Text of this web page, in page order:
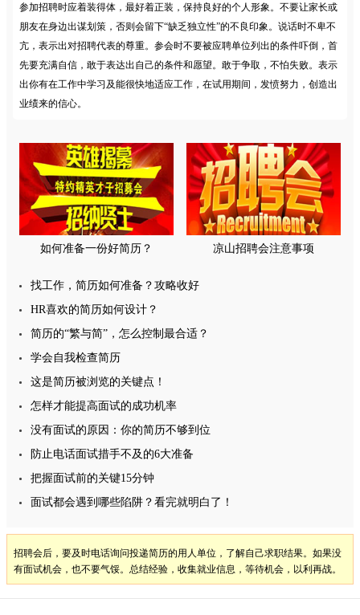
参加招聘时应着装得体，最好着正装，保持良好的个人形象。不要让家长或
朋友在身边出谋划策，否则会留下“缺乏独立性”的不良印象。说话时不卑不
亢，表示出对招聘代表的尊重。参会时不要被应聘单位列出的条件吓倒，首
先要充满自信，敢于表达出自己的条件和愿望。敢于争取，不怕失败。表示
出你有在工作中学习及能很快地适应工作，在试用期间，发愤努力，创造出
业绩来的信心。
如何准备一份好简历？ 凉山招聘会注意事项
找工作，简历如何准备？攻略收好
HR喜欢的简历如何设计？
简历的“繁与简”，怎么控制最合适？
学会自我检查简历
这是简历被浏览的关键点！
怎样才能提高面试的成功机率
没有面试的原因：你的简历不够到位
防止电话面试措手不及的6大准备
把握面试前的关键15分钟
面试都会遇到哪些陷阱？看完就明白了！
招聘会后，要及时电话询问投递简历的用人单位，了解自己求职结果。如果没
有面试机会，也不要气馁。总结经验，收集就业信息，等待机会，以利再战。